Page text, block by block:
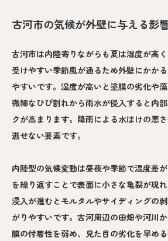
古河市の気候が外壁に与える影
古河市は内陸寄りながらも夏は湿度が高
受けやすい季節風が通るため外壁にかか
やすいです。湿度が高いと塗膜の劣化や藻
微細なひび割れから雨水が侵入すると内
クが高まります。降雨による水はけの悪
逃せない要素です。
内陸型の気候変動は昼夜や季節で温度差
を繰り返すことで表面に小さな亀裂が現
浸入が進むとモルタルやサイディングの
がりやすいです。古河周辺の田畑や河川
膜の付着性を弱め、見た目の劣化を早める